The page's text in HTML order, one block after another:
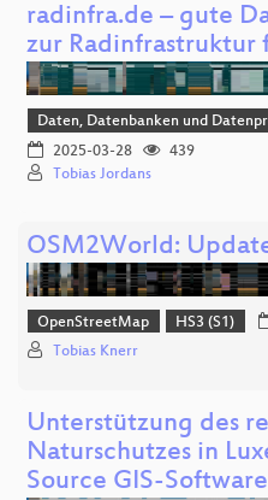
radinfra.de – gute
zur Radinfrastruktur
Daten, Datenbanken und
2025-03-28
439
Tobias Jordans
OSM2World:
OpenStreetMap HS3 (S1)
Tobias Knerr
Unterstützung des
Naturschutzes in
Source GIS-Software